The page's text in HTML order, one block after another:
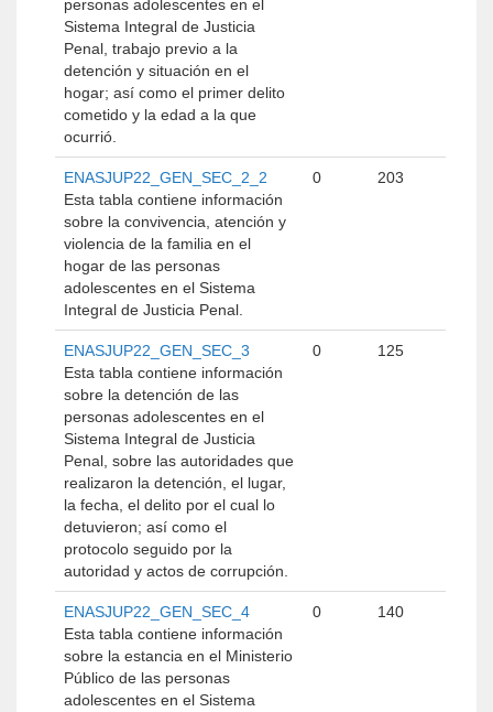
personas adolescentes en el
Sistema Integral de Justicia
Penal, trabajo previo a la
detención y situación en el
hogar; así como el primer delito
cometido y la edad a la que
ocurrió.
ENASJUP22_GEN_SEC_2_2
Esta tabla contiene información
sobre la convivencia, atención y
violencia de la familia en el
hogar de las personas
adolescentes en el Sistema
Integral de Justicia Penal.
0 203
ENASJUP22_GEN_SEC_3
Esta tabla contiene información
sobre la detención de las
personas adolescentes en el
Sistema Integral de Justicia
Penal, sobre las autoridades que
realizaron la detención, el lugar,
la fecha, el delito por el cual lo
detuvieron; así como el
protocolo seguido por la
autoridad y actos de corrupción.
0 125
ENASJUP22_GEN_SEC_4
Esta tabla contiene información
sobre la estancia en el Ministerio
Público de las personas
adolescentes en el Sistema
0 140